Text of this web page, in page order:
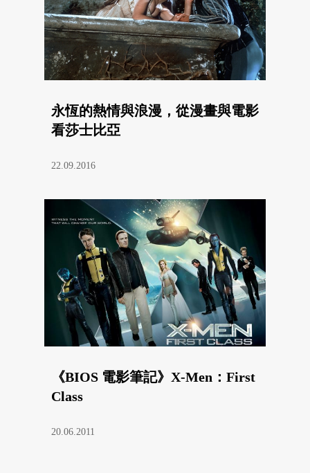
永恆的熱情與浪漫，從漫畫與電影
看莎士比亞
22.09.2016
《BIOS 電影筆記》X-Men：First
Class
20.06.2011